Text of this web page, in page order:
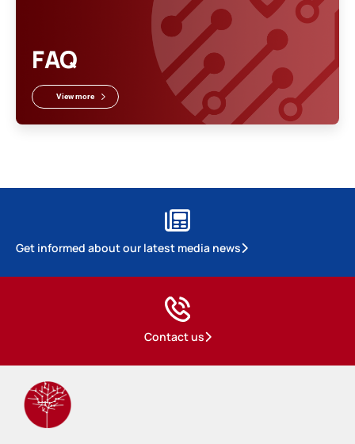
FAQ
View more
Get informed about our latest media news
Contact us